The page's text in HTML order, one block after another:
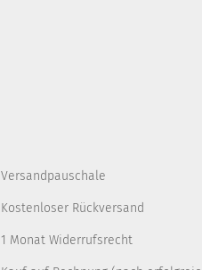
Versandpauschale
Kostenloser Rückversand
1 Monat Widerrufsrecht